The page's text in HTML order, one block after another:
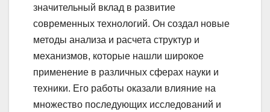
значительный вклад в развитие
современных технологий. Он создал новые
методы анализа и расчета структур и
механизмов, которые нашли широкое
применение в различных сферах науки и
техники. Его работы оказали влияние на
множество последующих исследований и